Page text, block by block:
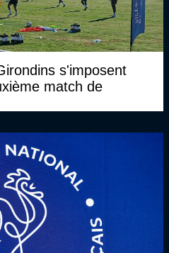
s'imposent
match de